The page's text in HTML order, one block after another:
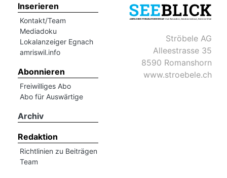
Inserieren
Kontakt/Team
Mediadoku
Lokalanzeiger Egnach
amriswil.info
Abonnieren
Freiwilliges Abo
Abo für Auswärtige
Archiv
Redaktion
Richtlinien zu Beiträgen
Team
Ströbele AG
Alleestrasse 35
8590 Romanshorn
www.stroebele.ch